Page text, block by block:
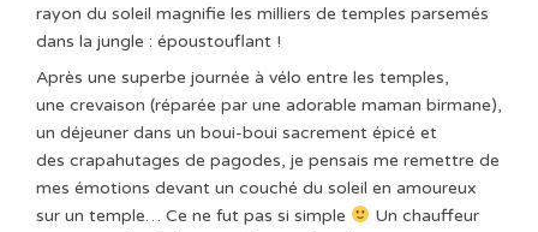
rayon du soleil magnifie les milliers de temples parsemés
dans la jungle : époustouflant !
Après une superbe journée à vélo entre les temples,
une crevaison (réparée par une adorable maman birmane),
un déjeuner dans un boui-boui sacrement épicé et
des crapahutages de pagodes, je pensais me remettre de
mes émotions devant un couché du soleil en amoureux
sur un temple… Ce ne fut pas si simple
Un chauffeur